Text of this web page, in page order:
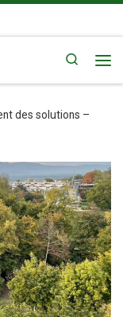
Search
des solutions –